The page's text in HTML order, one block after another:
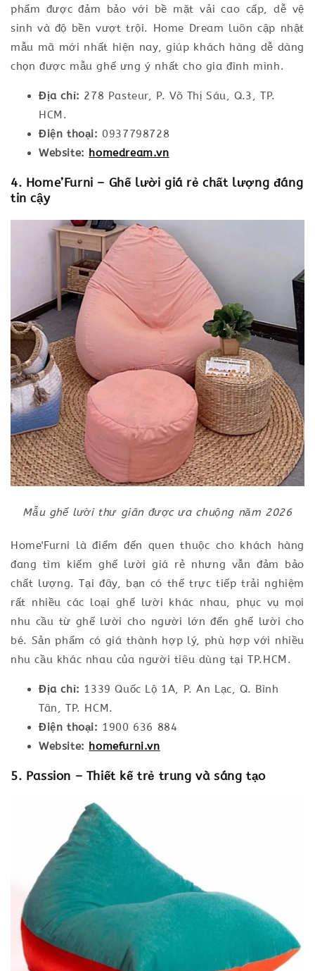
phẩm được đảm bảo với bề mặt vải cao cấp, dễ vệ
sinh và độ bền vượt trội. Home Dream luôn cập nhật
mẫu mã mới nhất hiện nay, giúp khách hàng dễ dàng
chọn được mẫu ghế ưng ý nhất cho gia đình mình.
Địa chỉ: 278 Pasteur, P. Võ Thị Sáu, Q.3, TP.
HCM.
Điện thoại: 0937798728
Website: homedream.vn
4. Home’Furni – Ghế lười giá rẻ chất lượng đáng
tin cậy
Mẫu ghế lười thư giãn được ưa chuộng năm 2026
Home'Furni là điểm đến quen thuộc cho khách hàng
đang tìm kiếm ghế lười giá rẻ nhưng vẫn đảm bảo
chất lượng. Tại đây, bạn có thể trực tiếp trải nghiệm
rất nhiều các loại ghế lười khác nhau, phục vụ mọi
nhu cầu từ ghế lười cho người lớn đến ghế lười cho
bé. Sản phẩm có giá thành hợp lý, phù hợp với nhiều
nhu cầu khác nhau của người tiêu dùng tại TP.HCM.
Địa chỉ: 1339 Quốc Lộ 1A, P. An Lạc, Q. Bình
Tân, TP. HCM.
Điện thoại: 1900 636 884
Website: homefurni.vn
5. Passion – Thiết kế trẻ trung và sáng tạo